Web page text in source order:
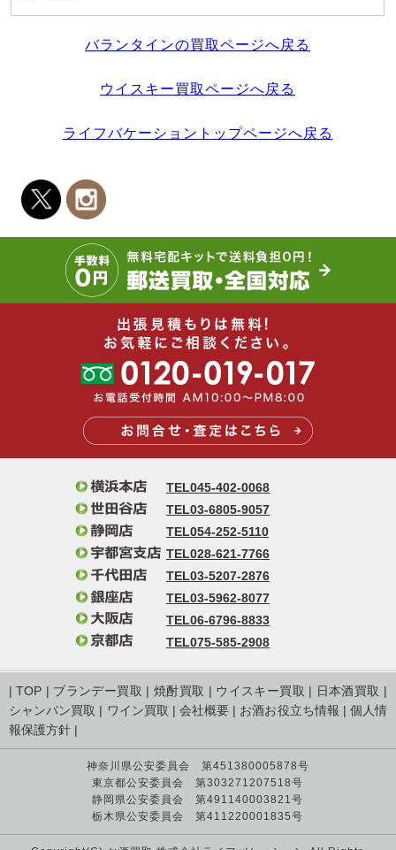
バランタインの買取ページへ戻る
ウイスキー買取ページへ戻る
ライフバケーショントップページへ戻る
TEL045-402-0068
TEL03-6805-9057
TEL054-252-5110
TEL028-621-7766
TEL03-5207-2876
TEL03-5962-8077
TEL06-6796-8833
TEL075-585-2908
|TOP | ブランデー買取 | 焼酎買取 | ウイスキー買取 | 日本酒買取 |
シャンパン買取 | ワイン買取 | 会社概要 | お酒お役立ち情報 | 個人情
報保護方針 |
神奈川県公安委員会 第451380005878号
東京都公安委員会 第303271207518号
静岡県公安委員会 第491140003821号
栃木県公安委員会 第411220001835号